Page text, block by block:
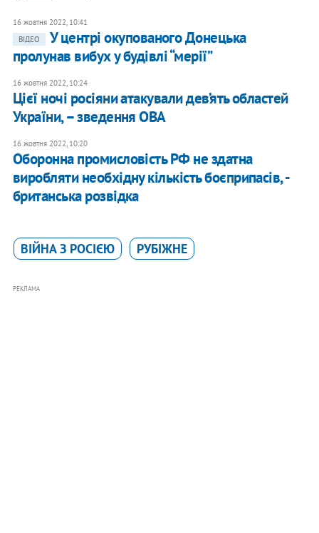
16 жовтня 2022, 10:41
ВІДЕО
У центрі окупованого Донецька
пролунав вибух у будівлі “мерії”
16 жовтня 2022, 10:24
Цієї ночі росіяни атакували дев’ять областей
України, – зведення ОВА
16 жовтня 2022, 10:20
Оборонна промисловість РФ не здатна
виробляти необхідну кількість боєприпасів, -
британська розвідка
ВІЙНА З РОСІЄЮ РУБІЖНЕ
РЕКЛАМА